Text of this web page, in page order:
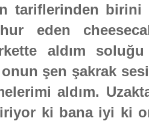
tariflerinden birini
eden
aldım
onun şen şakrak
aldım.
ki bana iyi ki